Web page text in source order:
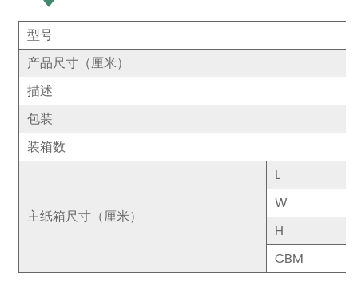
型号
产品尺寸（厘米）
描述
包装
装箱数
主纸箱尺寸（厘米）
L
W
H
CBM